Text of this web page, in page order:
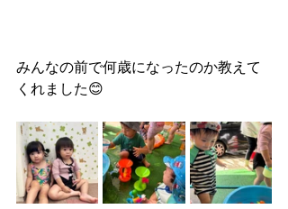
みんなの前で何歳になったのか教えて
くれました😊